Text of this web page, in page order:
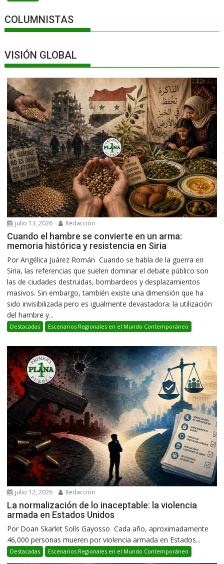
COLUMNISTAS
VISIÓN GLOBAL
julio 13, 2026 Redacción
Cuando el hambre se convierte en un arma:
memoria histórica y resistencia en Siria
Por Angélica Juárez Román Cuando se habla de la guerra en
Siria, las referencias que suelen dominar el debate público son
las de ciudades destruidas, bombardeos y desplazamientos
masivos. Sin embargo, también existe una dimensión que ha
sido invisibilizada pero es igualmente devastadora: la utilización
del hambre y...
Destacadas Escenarios Regionales en el Mundo Contemporáneo
julio 12, 2026 Redacción
La normalización de lo inaceptable: la violencia
armada en Estados Unidos
Por Doan Skarlet Solís Gayosso Cada año, aproximadamente
46,000 personas mueren por violencia armada en Estados...
Destacadas Escenarios Regionales en el Mundo Contemporáneo